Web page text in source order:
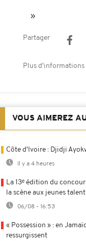
Partager
Plus d'informations
VOUS AIMEREZ
Côte d'Ivoire : Djidji
Il y a 4 heures
La 13ᵉ édition du
la scène aux jeunes
06/08 - 16:53
« Possession » : en
ressurgissent